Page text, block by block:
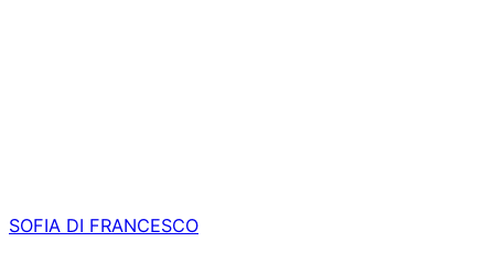
SOFIA DI FRANCESCO